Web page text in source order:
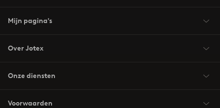
Mijn pagina's
Over Jotex
Onze diensten
Voorwaarden